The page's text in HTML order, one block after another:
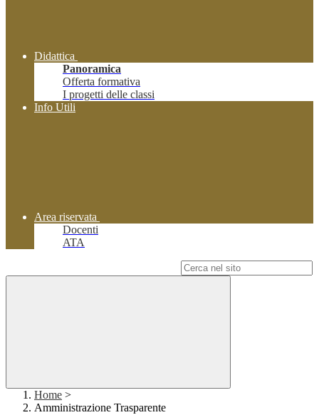
Didattica
Panoramica
Offerta formativa
I progetti delle classi
Info Utili
Area riservata
Docenti
ATA
Home >
Amministrazione Trasparente